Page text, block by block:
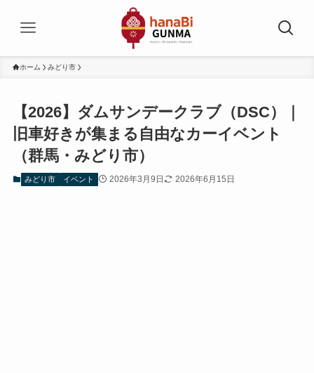
ホーム みどり市
【2026】ダムサンデークラブ（DSC）｜
旧車好きが集まる自由なカーイベント
（群馬・みどり市）
みどり市 イベント 2026年3月9日 2026年6月15日